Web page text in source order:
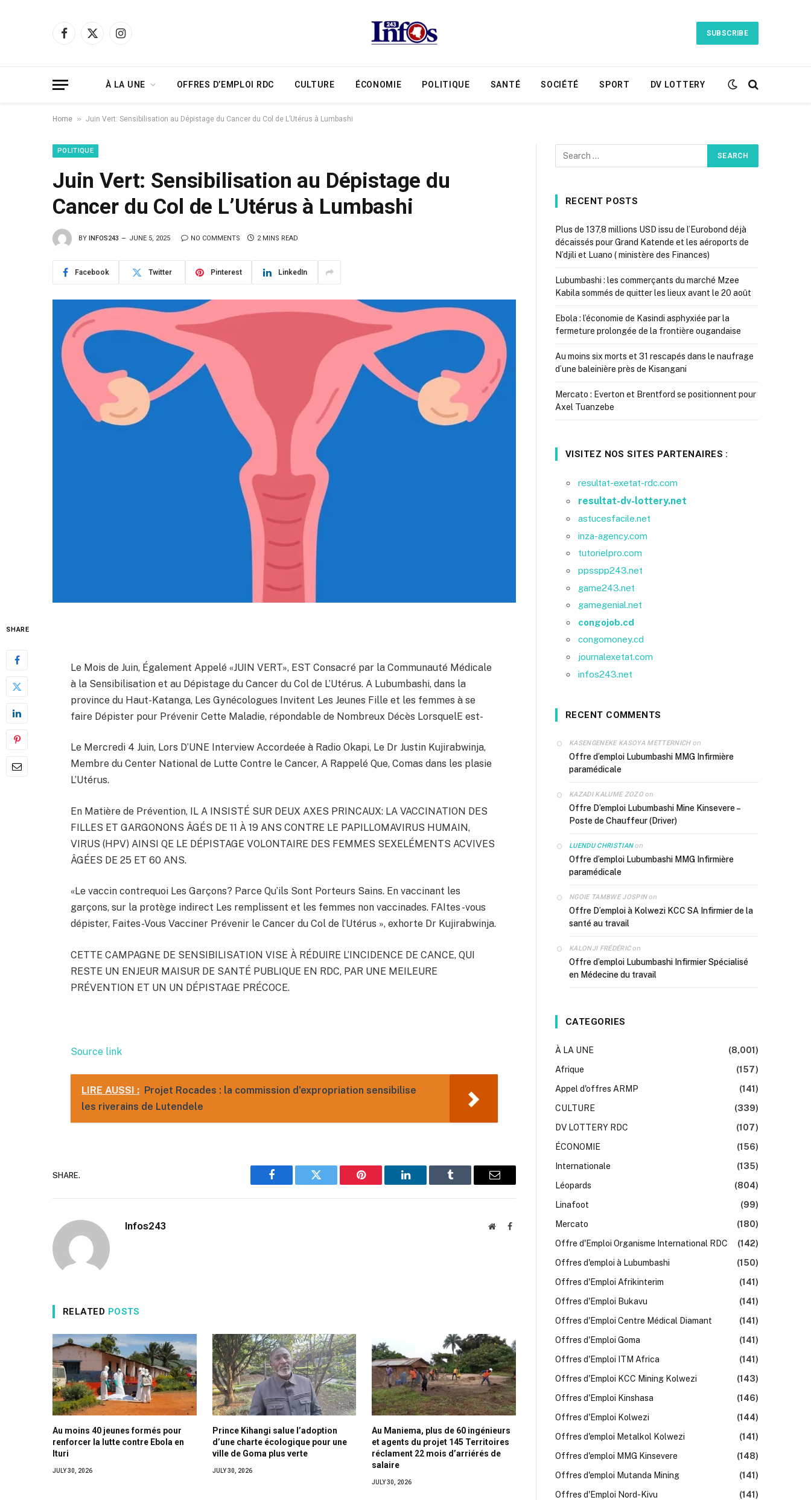
Facebook
X
Instagram
SUBSCRIBE
À LA UNE OFFRES D’EMPLOI RDC CULTURE ÉCONOMIE POLITIQUE SANTÉ SOCIÉTÉ SPORT DV LOTTERY
Home » Juin Vert: Sensibilisation au Dépistage du Cancer du Col de L’Utérus à Lumbashi
POLITIQUE
Juin Vert: Sensibilisation au Dépistage du
Cancer du Col de L’Utérus à Lumbashi
BY INFOS243 JUNE 5, 2025 NO COMMENTS 2 MINS READ
Facebook Twitter Pinterest LinkedIn
SHARE
Le Mois de Juin, Également Appelé «JUIN VERT», EST Consacré par la Communauté Médicale
à la Sensibilisation et au Dépistage du Cancer du Col de L’Utérus. A Lubumbashi, dans la
province du Haut-Katanga, Les Gynécologues Invitent Les Jeunes Fille et les femmes à se
faire Dépister pour Prévenir Cette Maladie, répondable de Nombreux Décès LorsquelE est-
Le Mercredi 4 Juin, Lors D’UNE Interview Accordeée à Radio Okapi, Le Dr Justin Kujirabwinja,
Membre du Center National de Lutte Contre le Cancer, A Rappelé Que, Comas dans les plasie
L’Utérus.
En Matière de Prévention, IL A INSISTÉ SUR DEUX AXES PRINCAUX: LA VACCINATION DES
FILLES ET GARGONONS ÂGÉS DE 11 À 19 ANS CONTRE LE PAPILLOMAVIRUS HUMAIN,
VIRUS (HPV) AINSI QE LE DÉPISTAGE VOLONTAIRE DES FEMMES SEXELÉMENTS ACVIVES
ÂGÉES DE 25 ET 60 ANS.
«Le vaccin contrequoi Les Garçons? Parce Qu’ils Sont Porteurs Sains. En vaccinant les
garçons, sur la protège indirect Les remplissent et les femmes non vaccinades. FAItes -vous
dépister, Faites-Vous Vacciner Prévenir le Cancer du Col de l’Utérus », exhorte Dr Kujirabwinja.
CETTE CAMPAGNE DE SENSIBILISATION VISE À RÉDUIRE L’INCIDENCE DE CANCE, QUI
RESTE UN ENJEUR MAISUR DE SANTÉ PUBLIQUE EN RDC, PAR UNE MEILEURE
PRÉVENTION ET UN UN DÉPISTAGE PRÉCOCE.
Source link
LIRE AUSSI : Projet Rocades : la commission d'expropriation sensibilise
les riverains de Lutendele
SHARE.
Facebook Twitter Pinterest LinkedIn Tumblr Email
Infos243 WebsiteFacebook
RELATED POSTS
Au moins 40 jeunes formés pour
renforcer la lutte contre Ebola en
Ituri
JULY 30, 2026
Prince Kihangi salue l’adoption
d’une charte écologique pour une
ville de Goma plus verte
JULY 30, 2026
Au Maniema, plus de 60 ingénieurs
et agents du projet 145 Territoires
réclament 22 mois d’arriérés de
salaire
JULY 30, 2026
RECENT POSTS
Plus de 137,8 millions USD issu de l’Eurobond déjà
décaissés pour Grand Katende et les aéroports de
N’djili et Luano ( ministère des Finances)
Lubumbashi : les commerçants du marché Mzee
Kabila sommés de quitter les lieux avant le 20 août
Ebola : l’économie de Kasindi asphyxiée par la
fermeture prolongée de la frontière ougandaise
Au moins six morts et 31 rescapés dans le naufrage
d’une baleinière près de Kisangani
Mercato : Everton et Brentford se positionnent pour
Axel Tuanzebe
VISITEZ NOS SITES PARTENAIRES :
resultat-exetat-rdc.com
resultat-dv-lottery.net
astucesfacile.net
inza-agency.com
tutorielpro.com
ppsspp243.net
game243.net
gamegenial.net
congojob.cd
congomoney.cd
journalexetat.com
infos243.net
RECENT COMMENTS
KASENGENEKE KASOYA METTERNICHon
Offre d’emploi Lubumbashi MMG Infirmière
paramédicale
KAZADI KALUME ZOZOon
Offre D’emploi Lubumbashi Mine Kinsevere –
Poste de Chauffeur (Driver)
LUENDU CHRISTIANon
Offre d’emploi Lubumbashi MMG Infirmière
paramédicale
NGOIE TAMBWE JOSPINon
Offre D’emploi à Kolwezi KCC SA Infirmier de la
santé au travail
KALONJI FRÉDÉRICon
Offre d’emploi Lubumbashi Infirmier Spécialisé
en Médecine du travail
CATEGORIES
À LA UNE
(8,001)
Afrique
(157)
Appel d'offres ARMP
(141)
CULTURE
(339)
DV LOTTERY RDC
(107)
ÉCONOMIE
(156)
Internationale
(135)
Léopards
(804)
Linafoot
(99)
Mercato
(180)
Offre d'Emploi Organisme International RDC
(142)
Offres d'emploi à Lubumbashi
(150)
Offres d'Emploi Afrikinterim
(141)
Offres d'Emploi Bukavu
(141)
Offres d'Emploi Centre Médical Diamant
(141)
Offres d'Emploi Goma
(141)
Offres d'Emploi ITM Africa
(141)
Offres d'Emploi KCC Mining Kolwezi
(143)
Offres d'Emploi Kinshasa
(146)
Offres d'Emploi Kolwezi
(144)
Offres d'emploi Metalkol Kolwezi
(141)
Offres d'emploi MMG Kinsevere
(148)
Offres d'emploi Mutanda Mining
(141)
Offres d'Emploi Nord-Kivu
(141)